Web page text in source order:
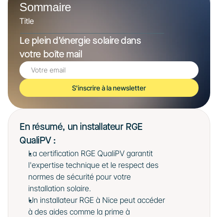
En résumé, un installateur RGE
QualiPV :
La certification RGE QualiPV garantit
l'expertise technique et le respect des
normes de sécurité pour votre
installation solaire.
Un installateur RGE à Nice peut accéder
à des aides comme la prime à
Sommaire
Title
Le plein d’énergie solaire dans
votre boîte mail
S'inscrire à la newsletter